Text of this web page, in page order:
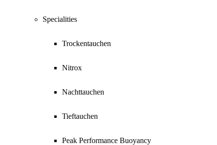
Specialities
Trockentauchen
Nitrox
Nachttauchen
Tieftauchen
Peak Performance Buoyancy